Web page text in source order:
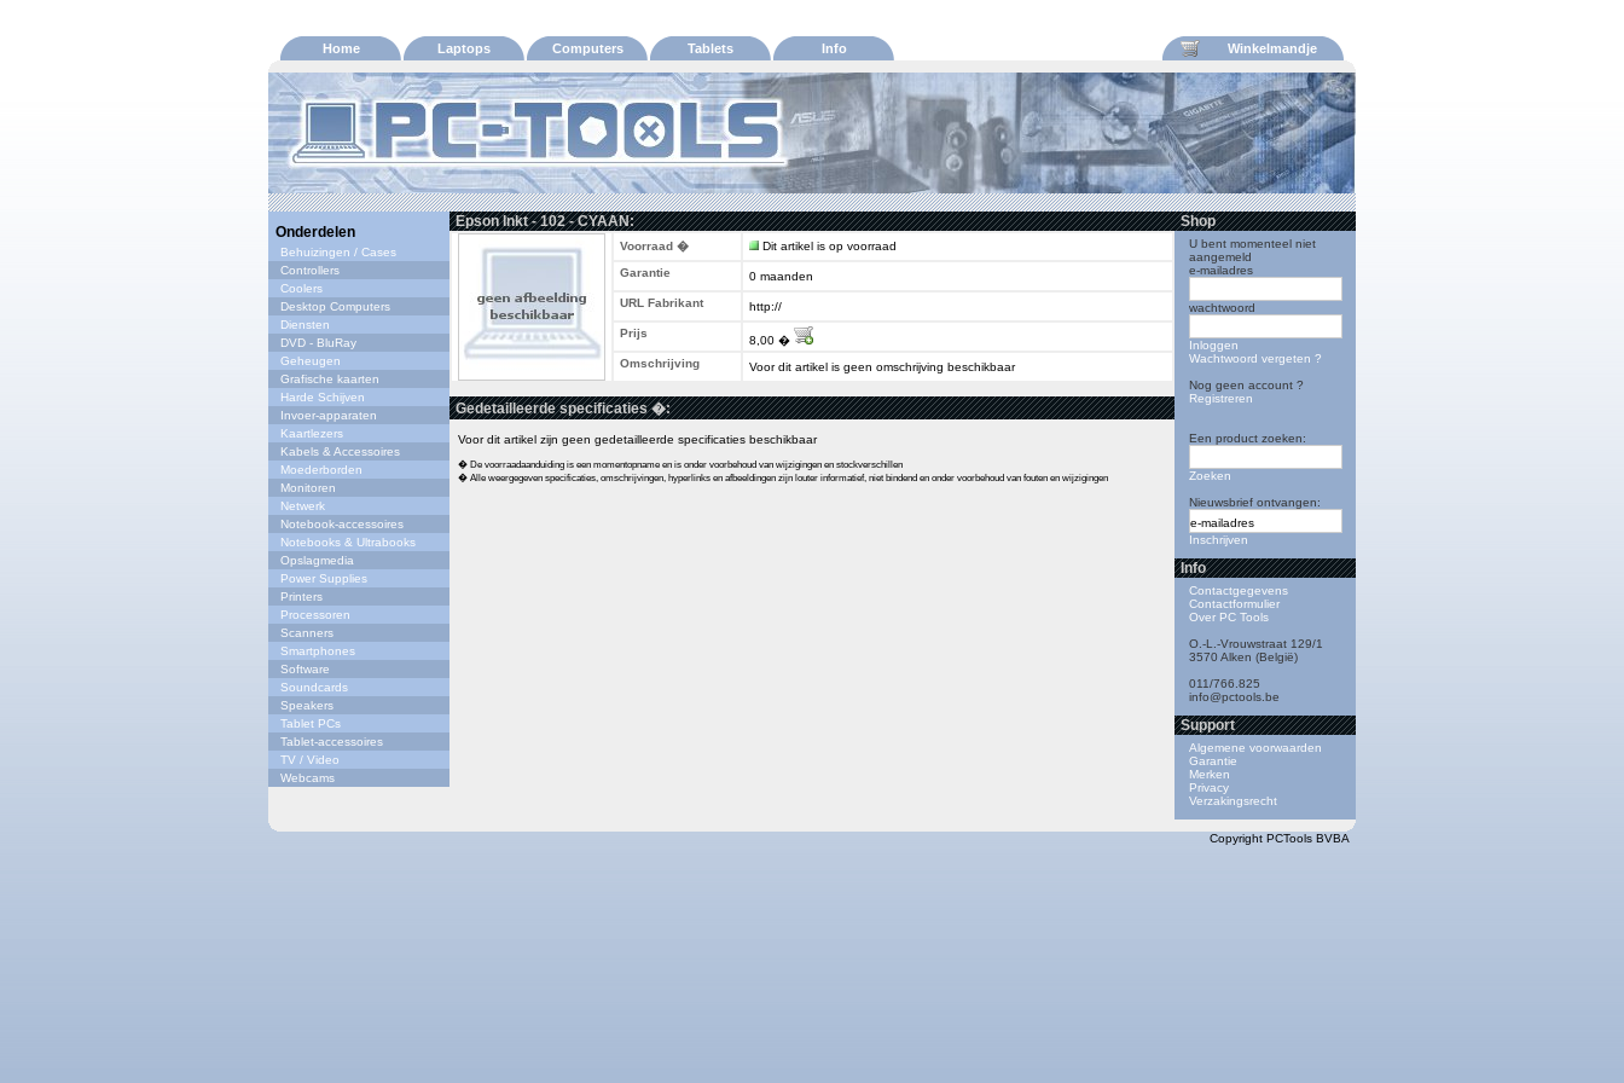
Home Laptops Computers Tablets Info Winkelmandje
Onderdelen
Behuizingen / Cases
Controllers
Coolers
Desktop Computers
Diensten
DVD - BluRay
Geheugen
Grafische kaarten
Harde Schijven
Invoer-apparaten
Kaartlezers
Kabels & Accessoires
Moederborden
Monitoren
Netwerk
Notebook-accessoires
Notebooks & Ultrabooks
Opslagmedia
Power Supplies
Printers
Processoren
Scanners
Smartphones
Software
Soundcards
Speakers
Tablet PCs
Tablet-accessoires
TV / Video
Webcams
Epson Inkt - 102 - CYAAN:
Voorraad �
Dit artikel is op voorraad
Garantie
0 maanden
URL Fabrikant
http://
Prijs
8,00 �
Omschrijving
Voor dit artikel is geen omschrijving beschikbaar
Gedetailleerde specificaties �:
Voor dit artikel zijn geen gedetailleerde specificaties beschikbaar
� De voorraadaanduiding is een momentopname en is onder voorbehoud van wijzigingen en stockverschillen
� Alle weergegeven specificaties, omschrijvingen, hyperlinks en afbeeldingen zijn louter informatief, niet bindend en onder voorbehoud van fouten en wijzigingen
Shop
U bent momenteel niet
aangemeld
e-mailadres
wachtwoord
Inloggen
Wachtwoord vergeten ?
Nog geen account ?
Registreren
Een product zoeken:
Zoeken
Nieuwsbrief ontvangen:
Inschrijven
Info
Contactgegevens
Contactformulier
Over PC Tools
O.-L.-Vrouwstraat 129/1
3570 Alken (België)
011/766.825
info@pctools.be
Support
Algemene voorwaarden
Garantie
Merken
Privacy
Verzakingsrecht
Copyright PCTools BVBA